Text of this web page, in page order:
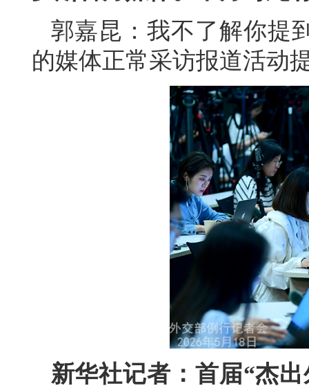
郭嘉昆：我不了解你提
的媒体正常采访报道活动
新华社记者：首届“杰